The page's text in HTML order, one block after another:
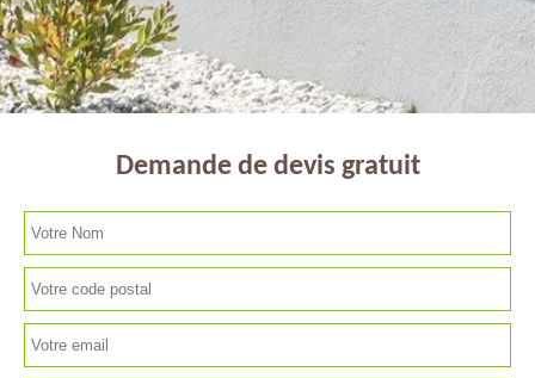
Demande de devis gratuit